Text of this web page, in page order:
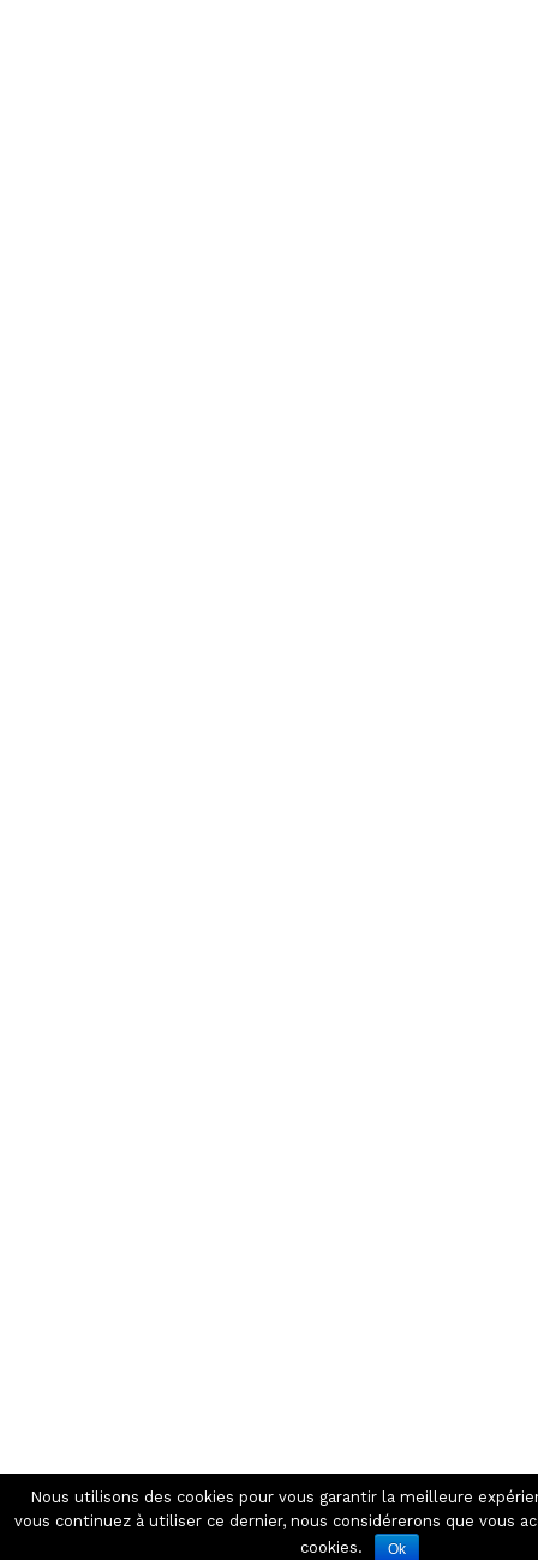
Nous utilisons des cookies pour vous garantir la meilleure
vous continuez à utiliser ce dernier, nous considérerons que vous
cookies.
Ok